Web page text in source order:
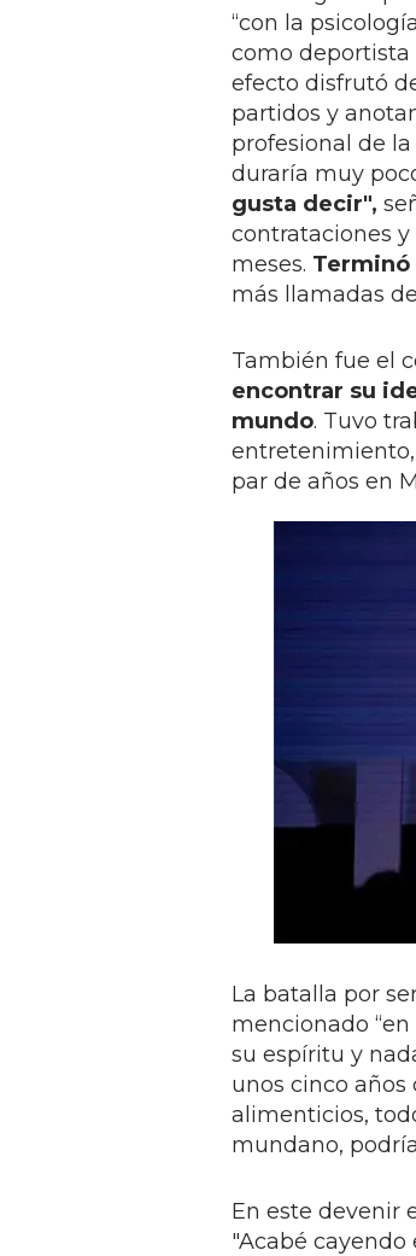
“con la
como deportista
efecto disfrutó
partidos y
profesional de
duraría muy
gusta decir",
contrataciones y
meses. Terminó
más llamadas
También fue el
encontrar su
mundo. Tuvo
par de años en
La batalla por
mencionado
su espíritu y
unos cinco años
alimenticios,
mundano,
En este devenir
"Acabé